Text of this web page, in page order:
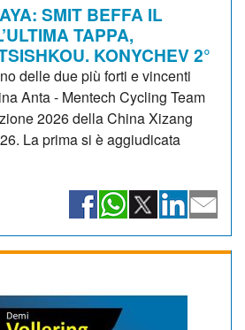
SMIT BEFFA IL
TAPPA,
KONYCHEV 2°
delle due più forti e vincenti
Anta - Mentech Cycling Team
2026 della China Xizang
La prima si è aggiudicata